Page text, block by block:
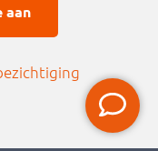
aan
g